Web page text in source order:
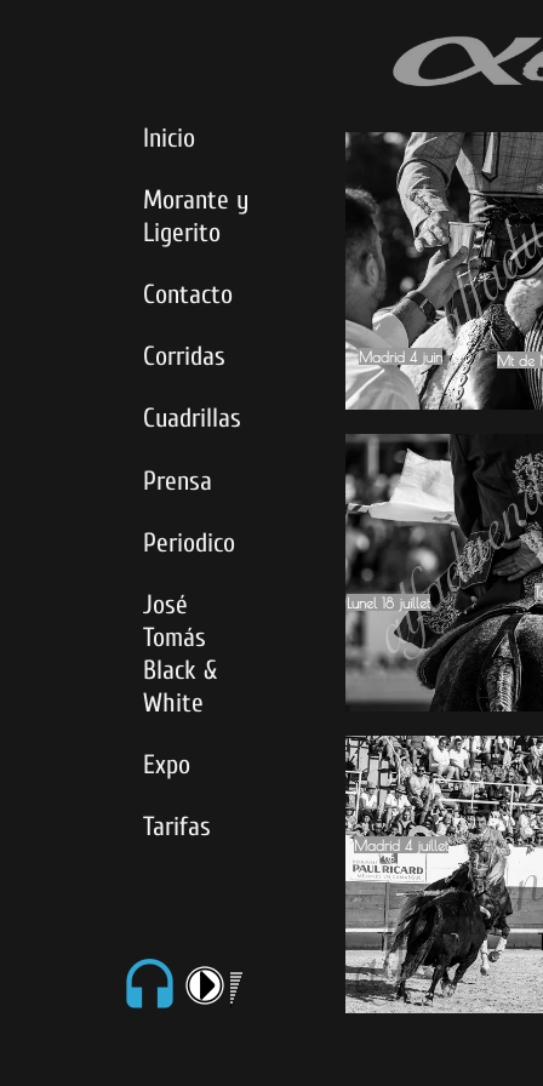
headset
Inicio
Morante y
Ligerito
Contacto
Corridas
Cuadrillas
Prensa
Periodico
José
Tomás
Black &
White
Expo
Tarifas
Madrid 4 juin Mt de
Mt de
Lunel 18 juillet
Madrid 4 juillet